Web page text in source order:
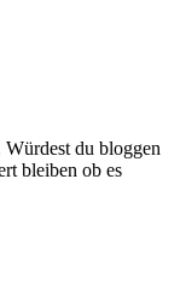
du bloggen
bleiben ob es